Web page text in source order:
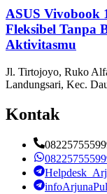
ASUS Vivobook
Fleksibel Tanpa
Aktivitasmu
Jl. Tirtojoyo, Ruko
Landungsari, Kec.
Kontak